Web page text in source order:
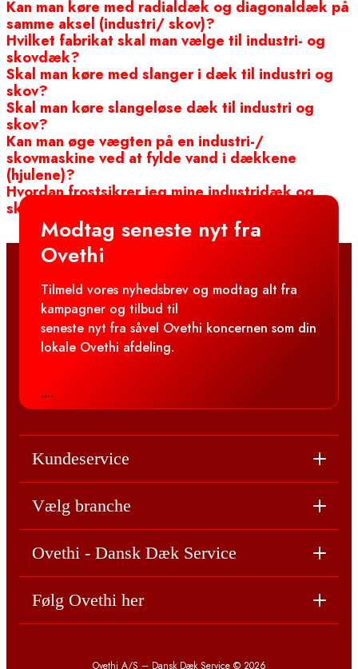
Kan man køre med radialdæk og diagonaldæk på
samme aksel (industri/ skov)?
Hvilket fabrikat skal man vælge til industri- og
skovdæk?
Skal man køre med slanger i dæk til industri og
skov?
Skal man køre slangeløse dæk til industri og
skov?
Kan man øge vægten på en industri-/
skovmaskine ved at fylde vand i dækkene
(hjulene)?
Hvordan frostsikrer jeg mine industridæk og
skovdæk, når jeg har vand i hjulene?
Modtag seneste nyt fra
Ovethi
Tilmeld vores nyhedsbrev og modtag alt fra
kampagner og tilbud til
seneste nyt fra såvel Ovethi koncernen som din
lokale Ovethi afdeling.
....
Kundeservice
Vælg branche
Ovethi - Dansk Dæk Service
Følg Ovethi her
Ovethi A/S – Dansk Dæk Service © 2026